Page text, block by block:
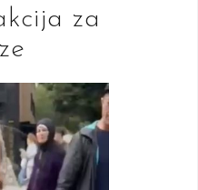
za